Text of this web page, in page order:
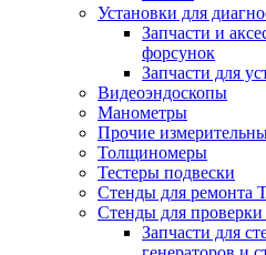
Установки для
Запчасти и
форсунок
Запчасти для
Видеоэндоскопы
Манометры
Прочие
Толщиномеры
Тестеры подвески
Стенды для ремонта
Стенды для проверки
Запчасти для